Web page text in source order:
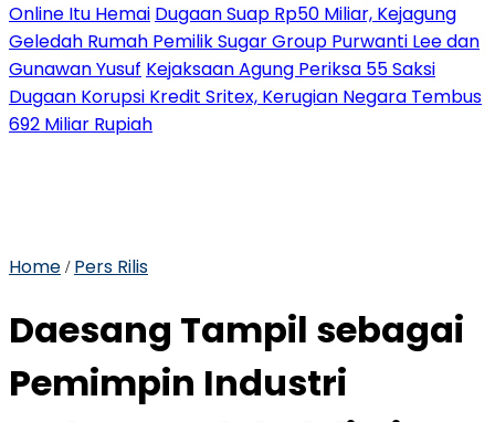
Online Itu Hemai Dugaan Suap Rp50 Miliar, Kejagung
Geledah Rumah Pemilik Sugar Group Purwanti Lee dan
Gunawan Yusuf Kejaksaan Agung Periksa 55 Saksi
Dugaan Korupsi Kredit Sritex, Kerugian Negara Tembus
692 Miliar Rupiah
Home / Pers Rilis
Daesang Tampil sebagai
Pemimpin Industri